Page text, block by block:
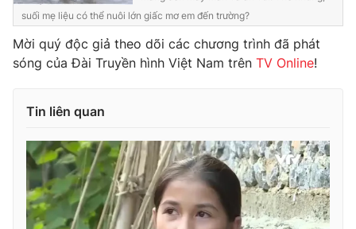
Sản phẩm
Thị trường
Giao lưu trực tuyến
Lịch phát sóng
Chuyên mục khác
Emagazine Podcast
Photo Infographic
suối mẹ liệu có thể nuôi lớn giấc mơ em đến trường?
Mời quý độc giả theo dõi các chương trình đã phát
sóng của Đài Truyền hình Việt Nam trên TV Online!
Tin liên quan